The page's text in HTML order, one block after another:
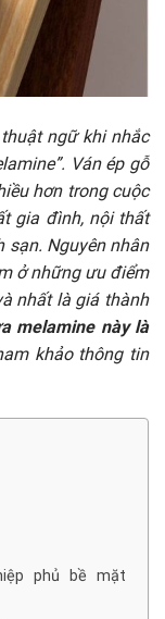
ngữ khi nhắc
Ván ép gỗ
hơn trong cuộc
gia đình, nội thất
sạn. Nguyên nhân
ở những ưu điểm
nhất là giá thành
melamine này là
khảo thông tin
phủ bề mặt